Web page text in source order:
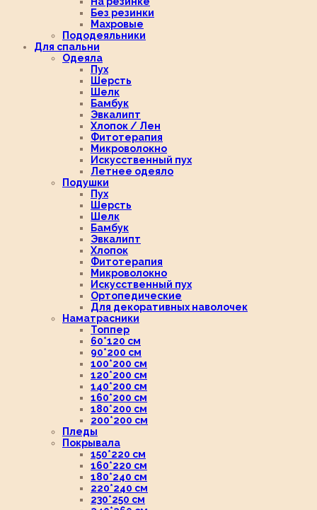
Без резинки
Махровые
Пододеяльники
Для спальни
Одеяла
Пух
Шерсть
Шелк
Бамбук
Эвкалипт
Хлопок / Лен
Фитотерапия
Микроволокно
Искусственный пух
Летнее одеяло
Подушки
Пух
Шерсть
Шелк
Бамбук
Эвкалипт
Хлопок
Фитотерапия
Микроволокно
Искусственный пух
Ортопедические
Для декоративных наволочек
Наматрасники
Топпер
60*120 см
90*200 см
100*200 см
120*200 см
140*200 см
160*200 см
180*200 см
200*200 см
Пледы
Покрывала
150*220 см
160*220 см
180*240 см
220*240 см
230*250 см